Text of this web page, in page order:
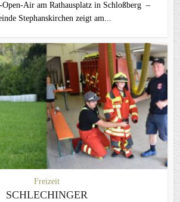
Open-Air am Rathausplatz in Schloßberg –
Stephanskirchen zeigt am...
Freizeit
SCHLECHINGER